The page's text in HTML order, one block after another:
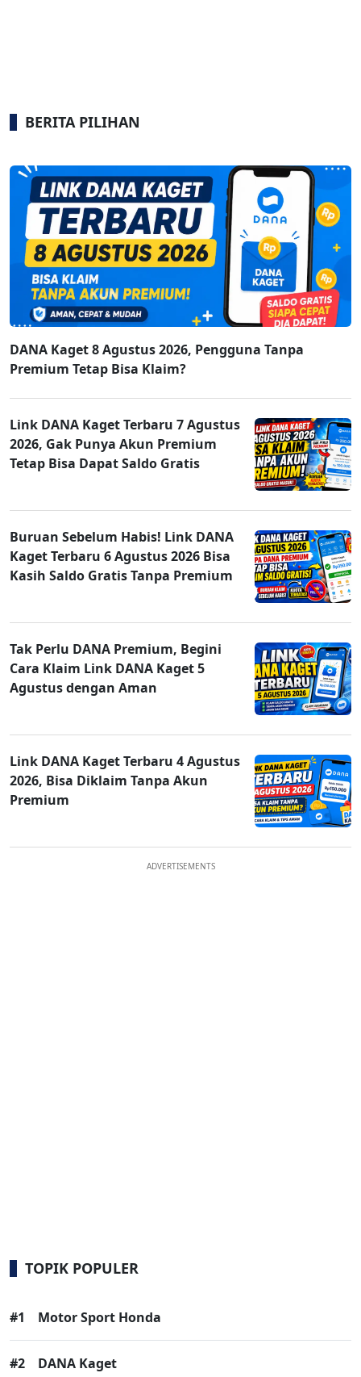
BERITA PILIHAN
DANA Kaget 8 Agustus 2026, Pengguna Tanpa
Premium Tetap Bisa Klaim?
Link DANA Kaget Terbaru 7 Agustus
2026, Gak Punya Akun Premium
Tetap Bisa Dapat Saldo Gratis
Buruan Sebelum Habis! Link DANA
Kaget Terbaru 6 Agustus 2026 Bisa
Kasih Saldo Gratis Tanpa Premium
Tak Perlu DANA Premium, Begini
Cara Klaim Link DANA Kaget 5
Agustus dengan Aman
Link DANA Kaget Terbaru 4 Agustus
2026, Bisa Diklaim Tanpa Akun
Premium
ADVERTISEMENTS
TOPIK POPULER
#1 Motor Sport Honda
#2 DANA Kaget